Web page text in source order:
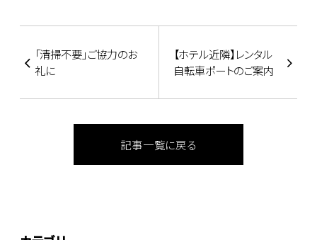
「清掃不要」ご協力のお
礼に
【ホテル近隣】レンタル
自転車ポートのご案内
記事一覧に戻る